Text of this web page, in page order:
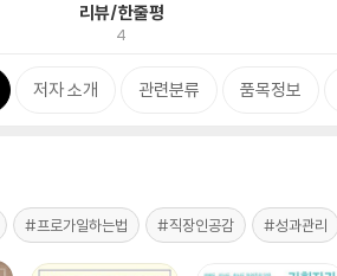
리뷰/한줄평
4
저자 소개 관련분류 품목정보
#프로가일하는법 #직장인공감 #성과관리